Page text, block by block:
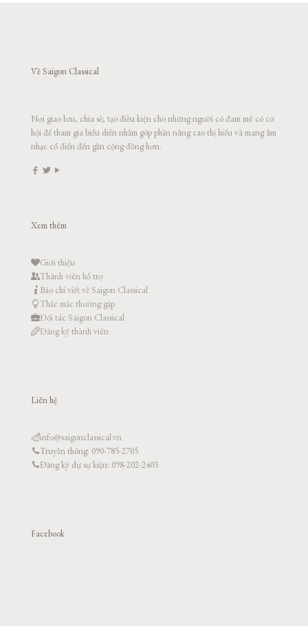
Về Saigon Classical
Nơi giao lưu, chia sẻ; tạo điều kiện cho những người có đam mê có cơ
hội để tham gia biểu diễn nhằm góp phần nâng cao thị hiếu và mang âm
nhạc cổ điển đến gần cộng đồng hơn.
Xem thêm
Giới thiệu
Thành viên hỗ trợ
Báo chí viết về Saigon Classical
Thắc mắc thường gặp
Đối tác Saigon Classical
Đăng ký thành viên
Liên hệ
info@saigonclassical.vn
Truyền thông: 090-785-2705
Đăng ký dự sự kiện: 098-202-2403
Facebook